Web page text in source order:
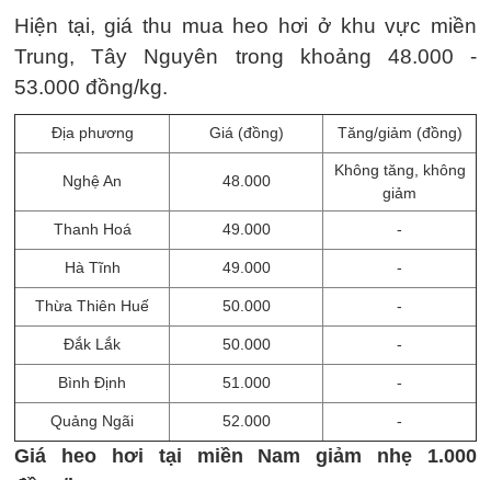
Hiện tại, giá thu mua heo hơi ở khu vực miền
Trung, Tây Nguyên trong khoảng 48.000 -
53.000 đồng/kg.
Địa phương Giá (đồng) Tăng/giảm (đồng)
Nghệ An 48.000
Không tăng, không
giảm
Thanh Hoá 49.000 -
Hà Tĩnh 49.000 -
Thừa Thiên Huế 50.000 -
Đắk Lắk 50.000 -
Bình Định 51.000 -
Quảng Ngãi 52.000 -
Giá heo hơi tại miền Nam giảm nhẹ 1.000